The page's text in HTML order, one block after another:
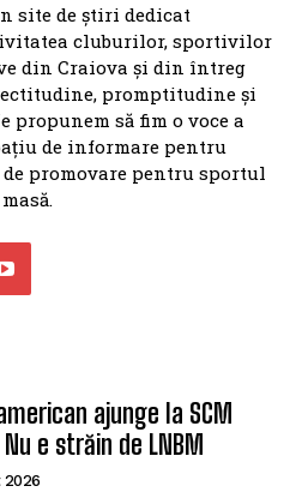
site de știri dedicat
cluburilor, sportivilor
din Craiova și din întreg
promptitudine și
propunem să fim o voce a
de informare pentru
promovare pentru sportul
ajunge la SCM
e străin de LNBM
2026